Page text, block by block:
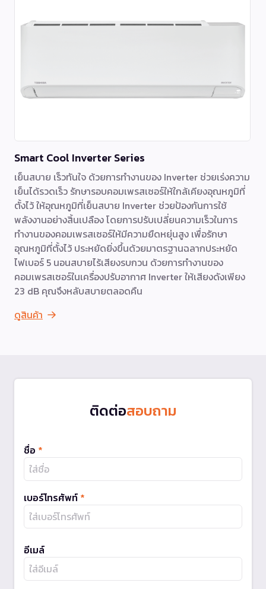
Smart Cool Inverter Series
เย็นสบาย เร็วทันใจ ด้วยการทำงานของ Inverter ช่วยเร่งความ
เย็นได้รวดเร็ว รักษารอบคอมเพรสเซอร์ให้ใกล้เคียงอุณหภูมิที่
ตั้งไว้ ให้อุณหภูมิที่เย็นสบาย Inverter ช่วยป้องกันการใช้
พลังงานอย่างสิ้นเปลือง โดยการปรับเปลี่ยนความเร็วในการ
ทำงานของคอมเพรสเซอร์ให้มีความยืดหยุ่นสูง เพื่อรักษา
อุณหภูมิที่ตั้งไว้ ประหยัดยิ่งขึ้นด้วยมาตรฐานฉลากประหยัด
ไฟเบอร์ 5 นอนสบายไร้เสียงรบกวน ด้วยการทำงานของ
คอมเพรสเซอร์ในเครื่องปรับอากาศ Inverter ให้เสียงดังเพียง
23 dB คุณจึงหลับสบายตลอดคืน
ดูสินค้า
ติดต่อสอบถาม
ชื่อ *
เบอร์โทรศัพท์ *
อีเมล์